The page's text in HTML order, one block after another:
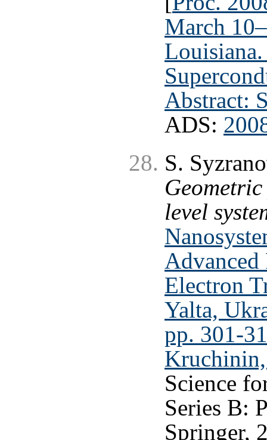
March
Abstract:
ADS:
S.
level
Advanced
Electron
Yalta,
pp. 301-
Science
Series B:
Springer,